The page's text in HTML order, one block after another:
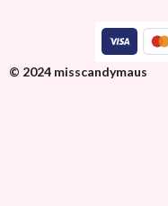
© 2024 misscandymaus